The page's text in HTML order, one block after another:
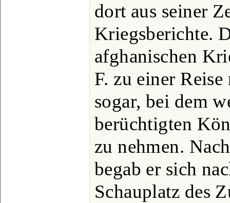
dort aus seiner
Kriegsberichte.
afghanischen
F. zu einer
sogar, bei dem
berüchtigten
zu nehmen.
begab er sich
Schauplatz des